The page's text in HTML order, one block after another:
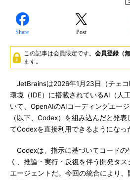
Share Post
この記事は会員限定です。 会員登録（無
ます。
JetBrainsは2026年1月23日（チェ
環境（IDE）に搭載されているAI（人
いて、OpenAIのAIコーディングエー
（以下、Codex）を組み込んだと発
てCodexを直接利用できるようになっ
Codexは、指示に基づいてコードの
く、推論・実行・反復を伴う開発タ
エージェントだ。今回の統合により、